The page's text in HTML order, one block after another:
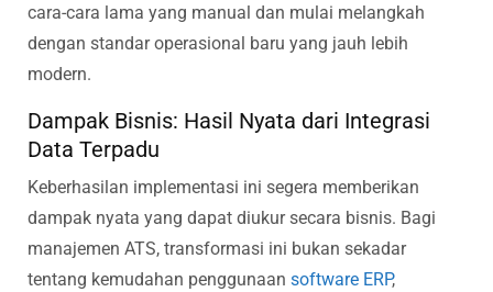
cara-cara lama yang manual dan mulai melangkah
dengan standar operasional baru yang jauh lebih
modern.
Dampak Bisnis: Hasil Nyata dari Integrasi
Data Terpadu
Keberhasilan implementasi ini segera memberikan
dampak nyata yang dapat diukur secara bisnis. Bagi
manajemen ATS, transformasi ini bukan sekadar
tentang kemudahan penggunaan software ERP,